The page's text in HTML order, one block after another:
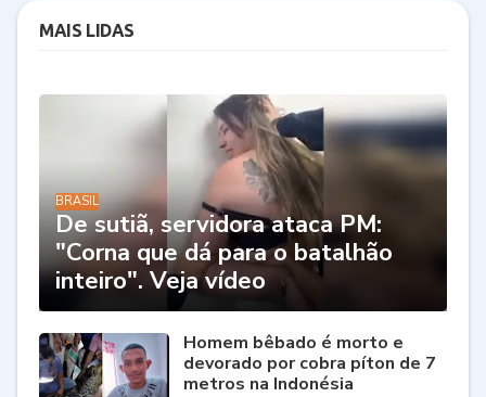
MAIS LIDAS
BRASIL
De sutiã, servidora ataca PM:
"Corna que dá para o batalhão
inteiro". Veja vídeo
Homem bêbado é morto e
devorado por cobra píton de 7
metros na Indonésia